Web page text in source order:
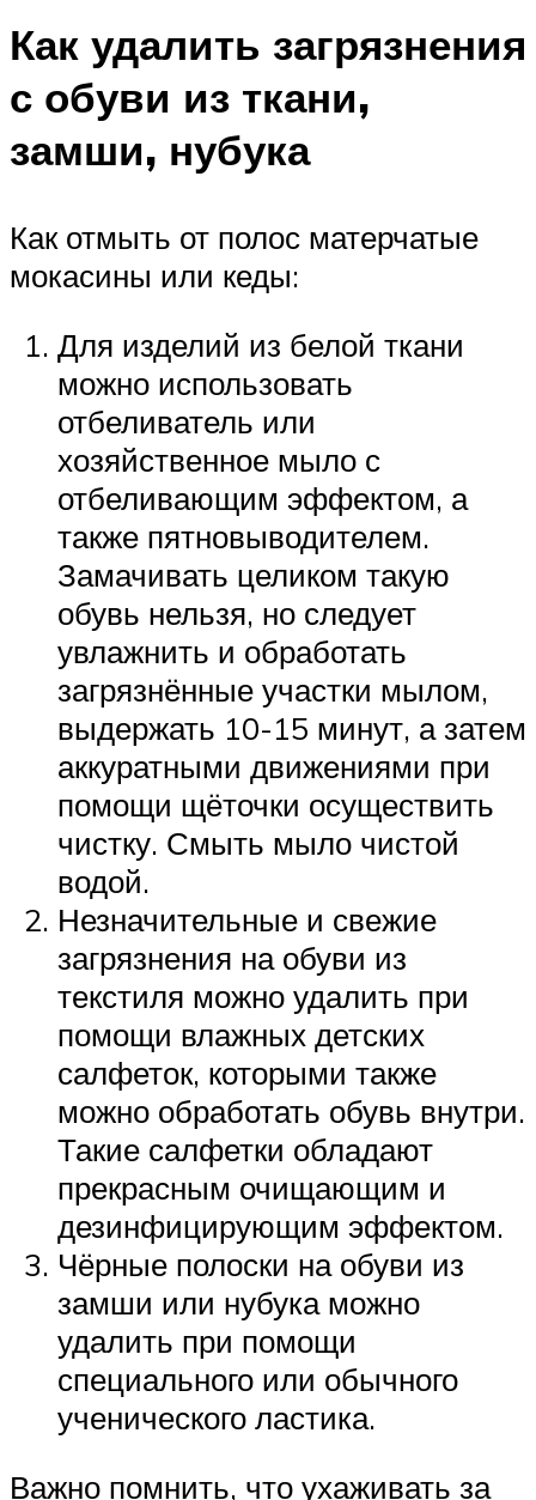
Как удалить загрязнения
с обуви из ткани,
замши, нубука
Как отмыть от полос матерчатые
мокасины или кеды:
Для изделий из белой ткани
можно использовать
отбеливатель или
хозяйственное мыло с
отбеливающим эффектом, а
также пятновыводителем.
Замачивать целиком такую
обувь нельзя, но следует
увлажнить и обработать
загрязнённые участки мылом,
выдержать 10-15 минут, а затем
аккуратными движениями при
помощи щёточки осуществить
чистку. Смыть мыло чистой
водой.
Незначительные и свежие
загрязнения на обуви из
текстиля можно удалить при
помощи влажных детских
салфеток, которыми также
можно обработать обувь внутри.
Такие салфетки обладают
прекрасным очищающим и
дезинфицирующим эффектом.
Чёрные полоски на обуви из
замши или нубука можно
удалить при помощи
специального или обычного
ученического ластика.
Важно помнить, что ухаживать за